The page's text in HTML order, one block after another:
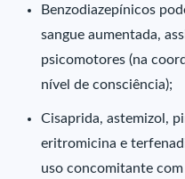
Benzodiazepínicos
sangue aumentada,
psicomotores (na
nível de consciência);
Cisaprida, astemizol,
eritromicina e
uso concomitante